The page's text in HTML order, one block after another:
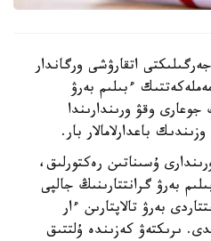
اتقارۋشى ورگاندار
ءبىلىم بەرۋ
جوعارى وقۋ ورىندارىندا
باعدارلامالار بار.
ورىندارى ۇسىناتىن رەكتورلىق،
بەرۋ گرانتتارىنىڭ جالپى
بەرۋ تالاپتارىن ءار
ىرىكتەۋ كەزىندە ۇلتتىق